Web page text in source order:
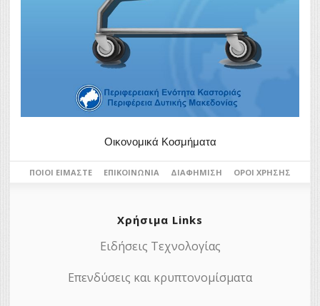
Οικονομικά Κοσμήματα
ΠΟΙΟΙ ΕΊΜΑΣΤΕ ΕΠΙΚΟΙΝΩΝΊΑ ΔΙΑΦΉΜΙΣΗ ΌΡΟΙ ΧΡΉΣΗΣ
Χρήσιμα Links
Ειδήσεις Τεχνολογίας
Επενδύσεις και κρυπτονομίσματα